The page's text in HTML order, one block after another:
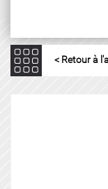
< Retour à